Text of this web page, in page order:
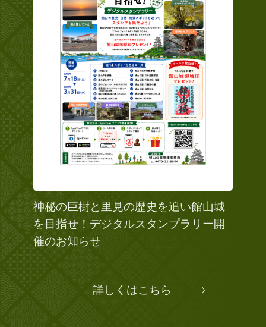
神秘の巨樹と里見の歴史を追い館山城
を目指せ！デジタルスタンプラリー開
催のお知らせ
詳しくはこちら